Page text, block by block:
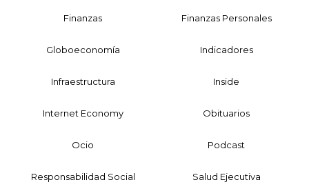
Finanzas Finanzas Personales
Globoeconomía Indicadores
Infraestructura Inside
Internet Economy Obituarios
Ocio Podcast
Responsabilidad Social Salud Ejecutiva